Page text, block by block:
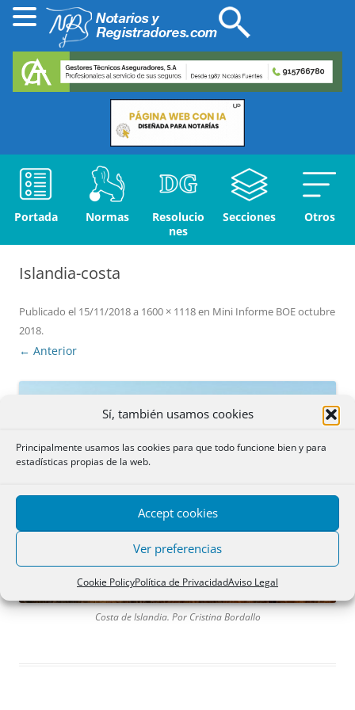
Sí, también usamos cookies
Principalmente usamos las cookies para que todo funcione bien y para
estadísticas propias de la web.
Accept cookies
Ver preferencias
Cookie PolicyPolítica de PrivacidadAviso Legal
Portada Normas
Resolucio
nes
Secciones Otros
Islandia-costa
Publicado el 15/11/2018a 1600 × 1118en Mini Informe BOE octubre
2018.
← Anterior
Costa de Islandia. Por Cristina Bordallo